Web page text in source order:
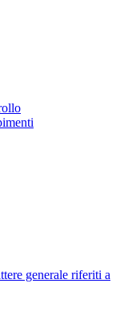
generale riferiti a